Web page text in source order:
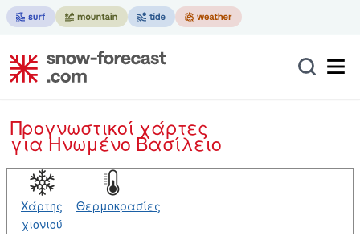
Προγνωστικοί χάρτες
για Ηνωμένο Βασίλειο
Χάρτης
χιονιού
Θερμοκρασίες